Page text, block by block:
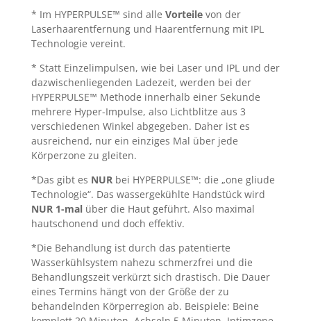
* Im HYPERPULSE™ sind alle Vorteilevon der
Laserhaarentfernung und Haarentfernung mit IPL
Technologie vereint.
* Statt Einzelimpulsen, wie bei Laser und IPL und der
dazwischenliegenden Ladezeit, werden bei der
HYPERPULSE™ Methode innerhalb einer Sekunde
mehrere Hyper-Impulse, also Lichtblitze aus 3
verschiedenen Winkel abgegeben. Daher ist es
ausreichend, nur ein einziges Mal über jede
Körperzone zu gleiten.
*Das gibt es NURbei HYPERPULSE™: die „one gliude
Technologie“. Das wassergekühlte Handstück wird
NUR 1-mal über die Haut geführt. Also maximal
hautschonend und doch effektiv.
*Die Behandlung ist durch das patentierte
Wasserkühlsystem nahezu schmerzfrei und die
Behandlungszeit verkürzt sich drastisch. Die Dauer
eines Termins hängt von der Größe der zu
behandelnden Körperregion ab. Beispiele: Beine